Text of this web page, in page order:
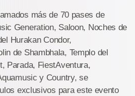
más de 70 pases de
Generation, Saloon, Noches de
Hurakan Condor,
de Shambhala, Templo del
Parada, FiestAventura,
y Country, se
exclusivos para este evento